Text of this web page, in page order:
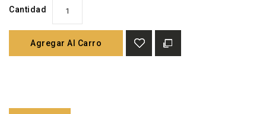
Cantidad
Agregar Al Carro